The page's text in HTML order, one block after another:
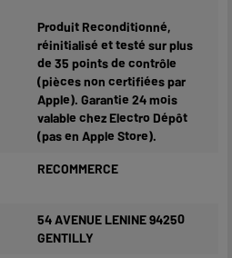
Produit Reconditionné,
réinitialisé et testé sur plus
de 35 points de contrôle
(pièces non certifiées par
Apple). Garantie 24 mois
valable chez Electro Dépôt
(pas en Apple Store).
RECOMMERCE
54 AVENUE LENINE 94250
GENTILLY